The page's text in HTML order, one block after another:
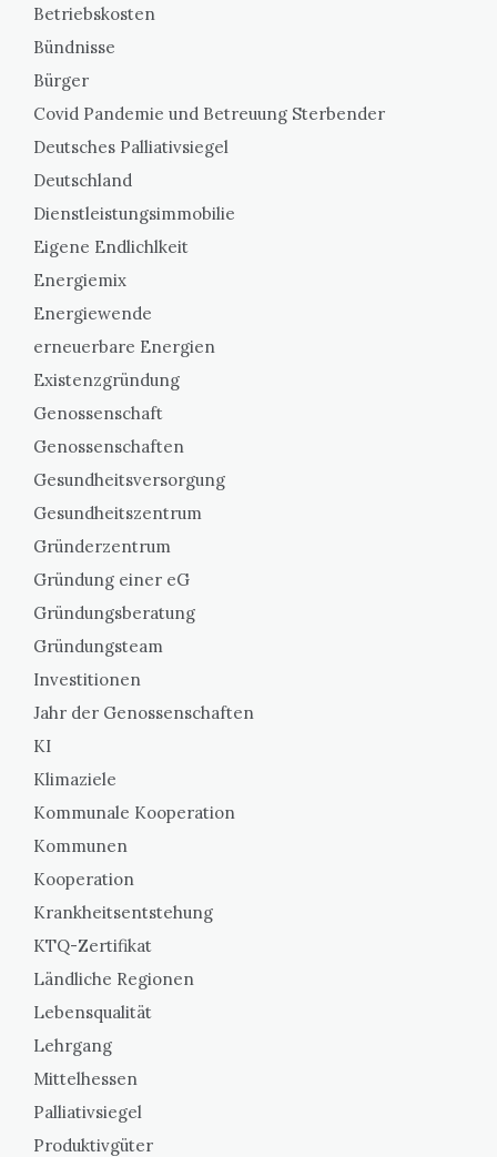
Betriebskosten
Bündnisse
Bürger
Covid Pandemie und Betreuung Sterbender
Deutsches Palliativsiegel
Deutschland
Dienstleistungsimmobilie
Eigene Endlichlkeit
Energiemix
Energiewende
erneuerbare Energien
Existenzgründung
Genossenschaft
Genossenschaften
Gesundheitsversorgung
Gesundheitszentrum
Gründerzentrum
Gründung einer eG
Gründungsberatung
Gründungsteam
Investitionen
Jahr der Genossenschaften
KI
Klimaziele
Kommunale Kooperation
Kommunen
Kooperation
Krankheitsentstehung
KTQ-Zertifikat
Ländliche Regionen
Lebensqualität
Lehrgang
Mittelhessen
Palliativsiegel
Produktivgüter